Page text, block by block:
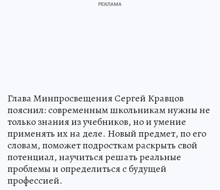
Глава Минпросвещения Сергей Кравцов
пояснил: современным школьникам нужны не
только знания из учебников, но и умение
применять их на деле. Новый предмет, по его
словам, поможет подросткам раскрыть свой
потенциал, научиться решать реальные
проблемы и определиться с будущей
профессией.